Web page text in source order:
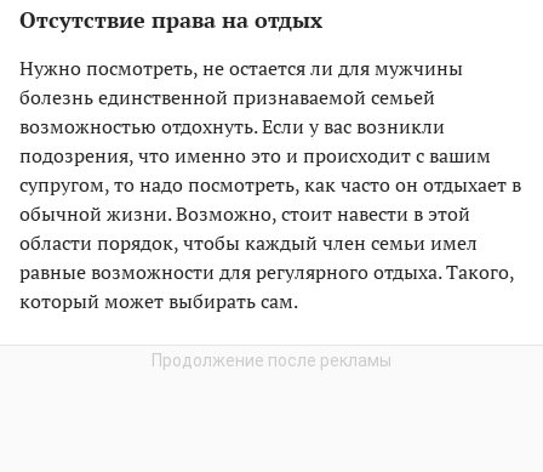
Отсутствие права на отдых
Нужно посмотреть, не остается ли для мужчины
болезнь единственной признаваемой семьей
возможностью отдохнуть. Если у вас возникли
подозрения, что именно это и происходит с вашим
супругом, то надо посмотреть, как часто он отдыхает в
обычной жизни. Возможно, стоит навести в этой
области порядок, чтобы каждый член семьи имел
равные возможности для регулярного отдыха. Такого,
который может выбирать сам.